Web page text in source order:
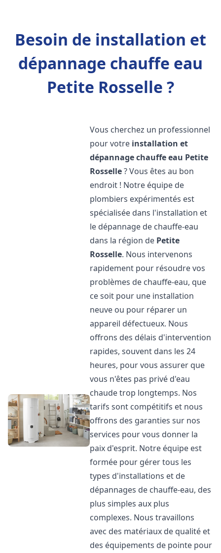
Besoin de installation et
dépannage chauffe eau
Petite Rosselle ?
Vous cherchez un professionnel
pour votre installation et
dépannage chauffe eau Petite
Rosselle? Vous êtes au bon
endroit ! Notre équipe de
plombiers expérimentés est
spécialisée dans l'installation et
le dépannage de chauffe-eau
dans la région de Petite
Rosselle. Nous intervenons
rapidement pour résoudre vos
problèmes de chauffe-eau, que
ce soit pour une installation
neuve ou pour réparer un
appareil défectueux. Nous
offrons des délais d'intervention
rapides, souvent dans les 24
heures, pour vous assurer que
vous n'êtes pas privé d'eau
chaude trop longtemps. Nos
tarifs sont compétitifs et nous
offrons des garanties sur nos
services pour vous donner la
paix d'esprit. Notre équipe est
formée pour gérer tous les
types d'installations et de
dépannages de chauffe-eau, des
plus simples aux plus
complexes. Nous travaillons
avec des matériaux de qualité et
des équipements de pointe pour